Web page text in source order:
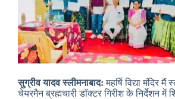
सुग्रीव यादव स्लीमनाबाद: महर्षि विद्या मंदिर मैं
चेयरमैन ब्रह्मचारी डॉक्टर गिरीश के निर्देशन में